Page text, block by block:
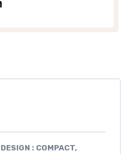
DESIGN : COMPACT,